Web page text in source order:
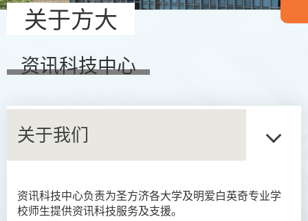
关于方大
资讯科技中心
关于我们
资讯科技中心负责为圣方济各大学及明爱白英奇专业学
校师生提供资讯科技服务及支援。
关于我们